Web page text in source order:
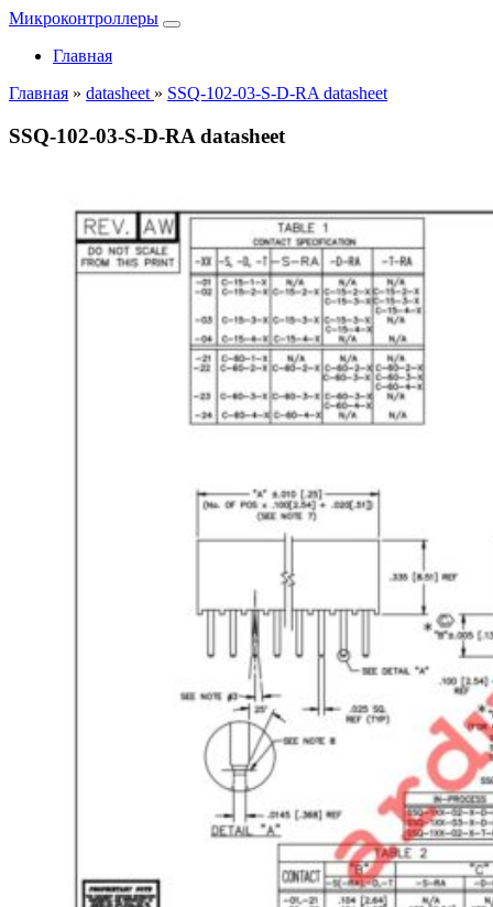
Микроконтроллеры
Главная
Главная » datasheet » SSQ-102-03-S-D-RA datasheet
SSQ-102-03-S-D-RA datasheet